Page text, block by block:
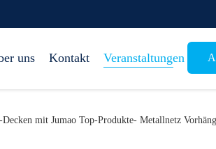
uns Kontakt Veranstaltungen
mit Jumao Top-Produkte- Metallnetz